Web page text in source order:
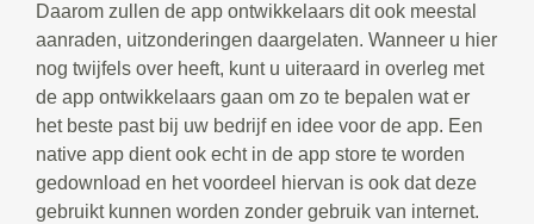
Daarom zullen de app ontwikkelaars dit ook meestal
aanraden, uitzonderingen daargelaten. Wanneer u hier
nog twijfels over heeft, kunt u uiteraard in overleg met
de app ontwikkelaars gaan om zo te bepalen wat er
het beste past bij uw bedrijf en idee voor de app. Een
native app dient ook echt in de app store te worden
gedownload en het voordeel hiervan is ook dat deze
gebruikt kunnen worden zonder gebruik van internet.